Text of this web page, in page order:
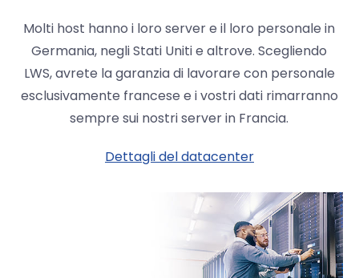
Molti host hanno i loro server e il loro personale in
Germania, negli Stati Uniti e altrove. Scegliendo
LWS, avrete la garanzia di lavorare con personale
esclusivamente francese e i vostri dati rimarranno
sempre sui nostri server in Francia.
Dettagli del datacenter